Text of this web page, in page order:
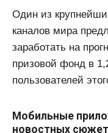
Один из
каналов мира
заработать на
призовой фонд в
пользователей
Мобильные
новостных